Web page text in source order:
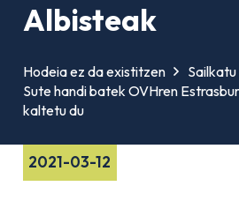
Albisteak
Hodeia ez da existitzen
Sute handi batek OVHren
kaltetu du
2021-03-12